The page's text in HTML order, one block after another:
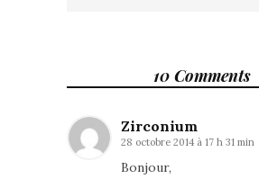
10 Comments
Zirconium
28 octobre 2014 à 17 h 31 min
Bonjour,